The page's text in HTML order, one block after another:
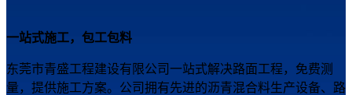
一站式施工，包工包料
东莞市青盛工程建设有限公司一站式解决路面工程，免费测
量，提供施工方案。公司拥有先进的沥青混合料生产设备、路